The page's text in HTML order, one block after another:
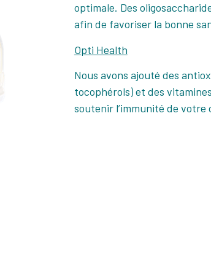
optimale. Des
afin de favoriser la bonne
Opti Health
Nous avons ajouté des
tocophérols) et des
soutenir l’immunité de votre